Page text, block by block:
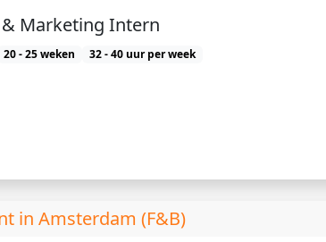
Marketing Intern
20 - 25 weken
32 - 40 uur per week
in Amsterdam (F&B)